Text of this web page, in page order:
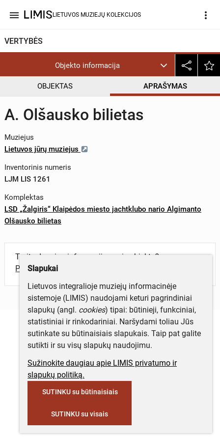
menu LIETUVOS MUZIEJŲ KOLEKCIJOS more_vert
VERTYBĖS
Objekto informacija
OBJEKTAS APRAŠYMAS
A. Olšausko bilietas
Muziejus
Lietuvos jūrų muziejus
Inventorinis numeris
LJM LIS 1261
Komplektas
LSD „Žalgiris“ Klaipėdos miesto jachtklubo nario Algimanto
Olšausko bilietas
Turite daugiau informacijos apie objektą?
Parašykite mums!
Slapukai
Lietuvos integralioje muziejų informacinėje
sistemoje (LIMIS) naudojami keturi pagrindiniai
slapukų (angl. cookies) tipai: būtinieji, funkciniai,
statistiniai ir rinkodariniai. Naršydami toliau Jūs
sutinkate su būtinaisiais slapukais. Taip pat galite
sutikti ir su visų slapukų naudojimu.
Sužinokite daugiau apie LIMIS privatumo ir
slapukų politiką.
SUTINKU su būtinaisiais
SUTINKU su visais